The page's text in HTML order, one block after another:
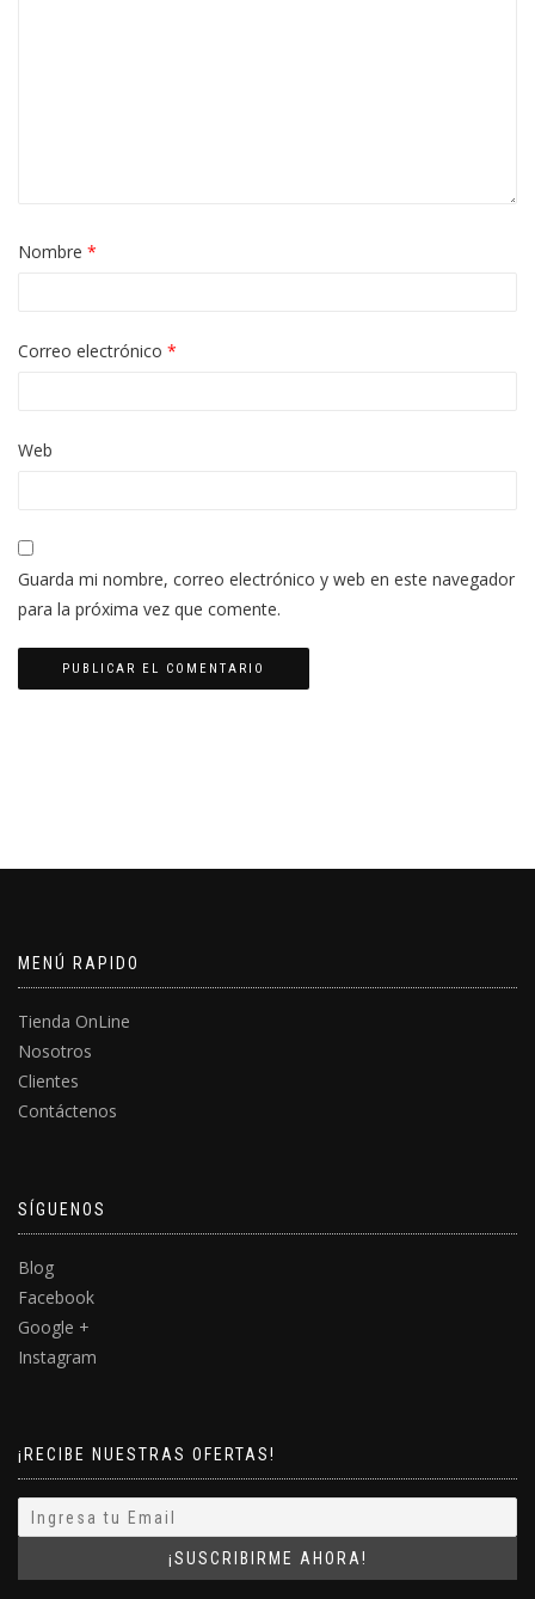
Nombre *
Correo electrónico *
Web
Guarda mi nombre, correo electrónico y web en este navegador
para la próxima vez que comente.
MENÚ RAPIDO
Tienda OnLine
Nosotros
Clientes
Contáctenos
SÍGUENOS
Blog
Facebook
Google +
Instagram
¡RECIBE NUESTRAS OFERTAS!